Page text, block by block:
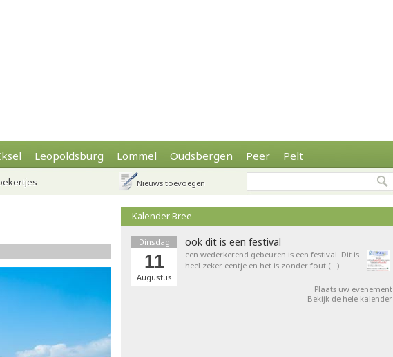
Leopoldsburg Lommel Oudsbergen Peer Pelt
Nieuws toevoegen
Kalender Bree
Dinsdag
11
Augustus
ook dit is een festival
een wederkerend gebeuren is een festival. Dit is
heel zeker eentje en het is zonder fout (…)
Plaats uw evenement
Bekijk de hele kalender